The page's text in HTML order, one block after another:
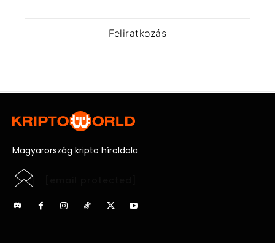
Magyarország kripto híroldala